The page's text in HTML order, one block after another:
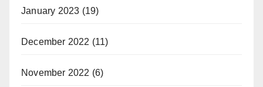
January 2023 (19)
December 2022 (11)
November 2022 (6)